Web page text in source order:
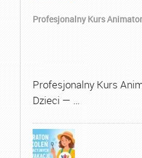
Profesjonalny Kurs
Profesjonalny Kurs
Dzieci — …